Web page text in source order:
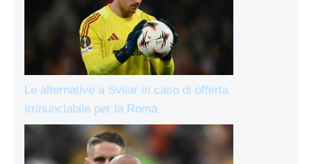
Le alternative a Svilar in caso di offerta
irrinunciabile per la Roma